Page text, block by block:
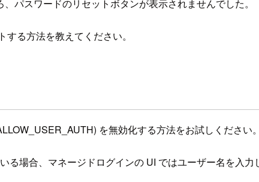
パスワードのリセットボタンが表示されませんでした。
る方法を教えてください。
を無効化する方法をお試しください。
場合、マネージドログインの UI ではユーザー名を入